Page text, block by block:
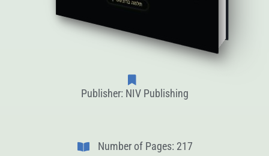
Publisher: NIV Publishing
Number of Pages: 217